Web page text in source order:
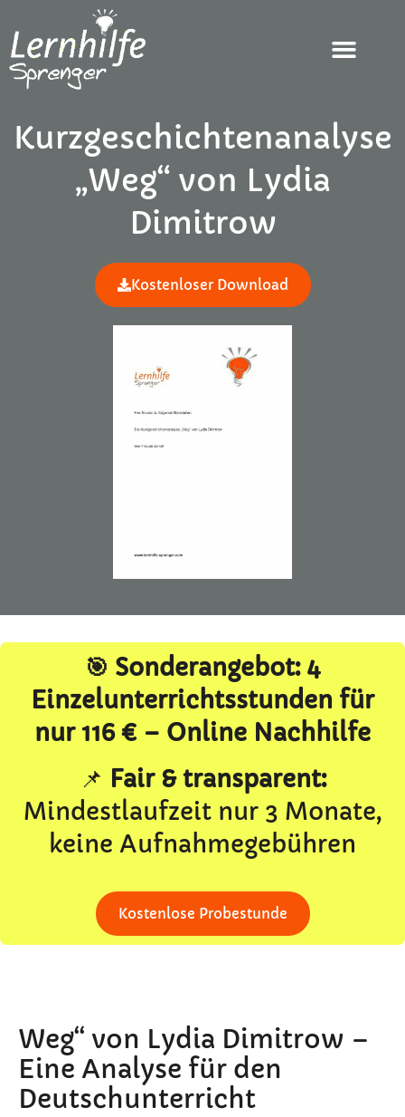
Kurzgeschichtenanalyse
„Weg“ von Lydia
Dimitrow
Kostenloser Download
🎯 Sonderangebot: 4
Einzelunterrichtsstunden für
nur 116 € – Online Nachhilfe
📌 Fair & transparent:
Mindestlaufzeit nur 3 Monate,
keine Aufnahmegebühren
Kostenlose Probestunde
Weg“ von Lydia Dimitrow –
Eine Analyse für den
Deutschunterricht